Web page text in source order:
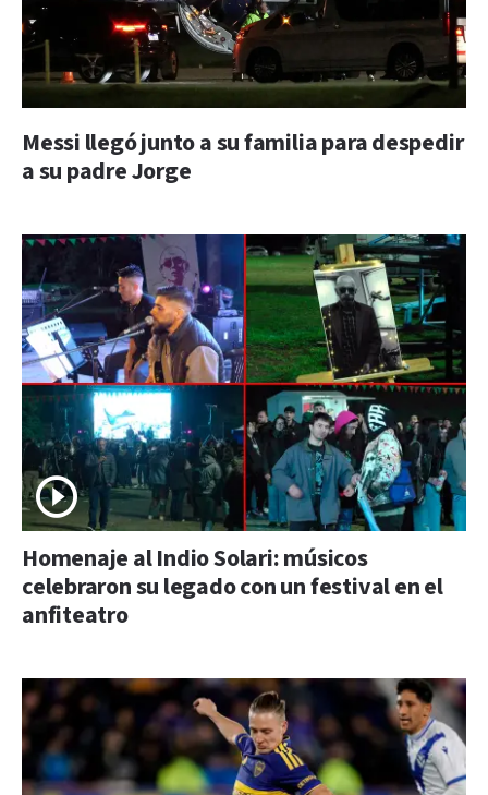
Messi llegó junto a su familia para despedir
a su padre Jorge
Homenaje al Indio Solari: músicos
celebraron su legado con un festival en el
anfiteatro